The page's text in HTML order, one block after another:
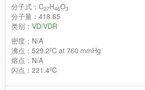
分子式：C27H46O3
分子量：418.65
类别： VD/VDR
密度：N/A
沸点：529.2ºC at 760 mmHg
熔点：N/A
闪点：221.4ºC